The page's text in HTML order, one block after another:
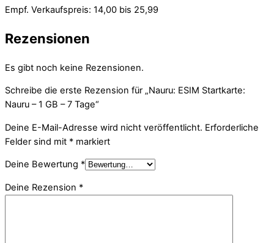
Empf. Verkaufspreis: 14,00 bis 25,99
Rezensionen
Es gibt noch keine Rezensionen.
Schreibe die erste Rezension für „Nauru: ESIM Startkarte:
Nauru – 1 GB – 7 Tage“
Deine E-Mail-Adresse wird nicht veröffentlicht. Erforderliche
Felder sind mit * markiert
Deine Bewertung *
Deine Rezension *